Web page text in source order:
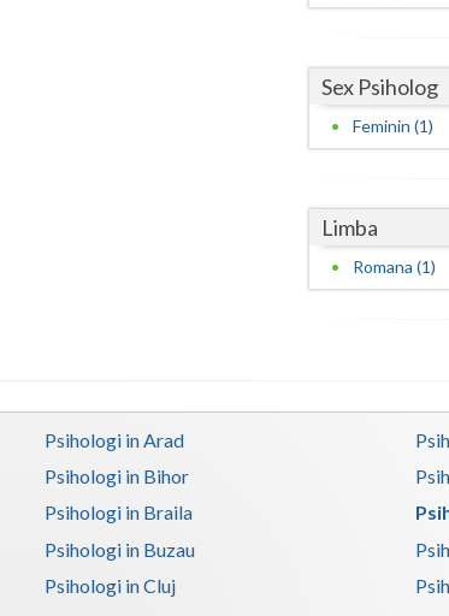
Sex Psiholog
Feminin (1)
Limba
Romana (1)
Psihologi in Arad
Psihologi in Bihor
Psihologi in Braila
Psihologi in Buzau
Psihologi in Cluj